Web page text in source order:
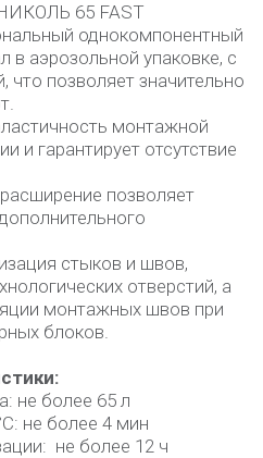
65 FAST
однокомпонентный
в аэрозольной упаковке, с
позволяет значительно
монтажной
и гарантирует отсутствие
позволяет
стыков и швов,
отверстий, а
монтажных швов при
блоков.
не более 65 л
не более 4 мин
не более 12 ч